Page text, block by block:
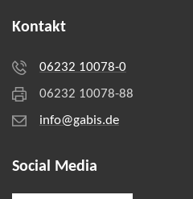
Kontakt
06232 10078-0
06232 10078-88
info@gabis.de
Social Media